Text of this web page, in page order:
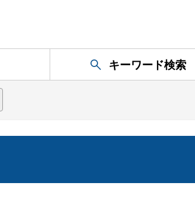
キーワード検索